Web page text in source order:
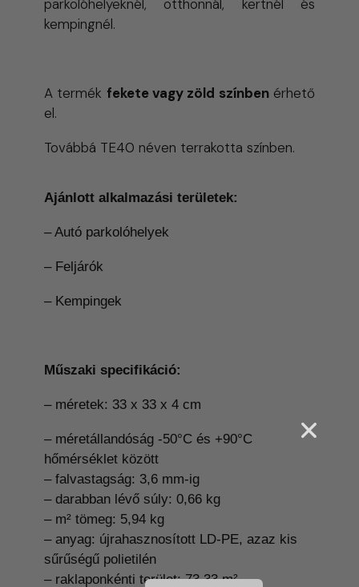
parkolóhelyeknél, otthonnál, kertnél és
kempingnél.
A termék fekete vagy zöld színbenérhető
el.
Továbbá TE40 néven terrakotta színben.
Ajánlott alkalmazási területek:
– Autó parkolóhelyek
– Feljárók
– Kempingek
Műszaki specifikáció:
– méretek: 33 x 33 x 4 cm
– méretállandóság -50°C és +90°C
hőmérséklet között
– falvastagság: 3,6 mm-ig
– darabban lévő súly: 0,66 kg
– m² tömeg: 5,94 kg
– anyag: újrahasznosított LD-PE, azaz kis
sűrűségű polietilén
– raklaponkénti terület: 73,33 m²